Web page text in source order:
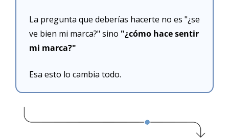
La pregunta que deberías hacerte no es "¿se
ve bien mi marca?" sino "¿cómo hace sentir
mi marca?"
Esa esto lo cambia todo.